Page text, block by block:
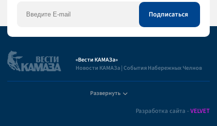
«Вести КАМАЗа»
Новости КАМАЗа | События Набережных Челнов
Развернуть
Разработка сайта -VELVET